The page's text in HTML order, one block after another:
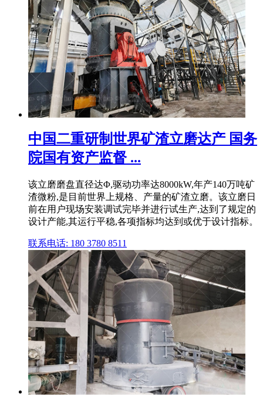
中国二重研制世界矿渣立磨达产 国务
院国有资产监督 ...
该立磨磨盘直径达Φ,驱动功率达8000kW,年产140万吨矿
渣微粉,是目前世界上规格、产量的矿渣立磨。该立磨日
前在用户现场安装调试完毕并进行试生产,达到了规定的
设计产能,其运行平稳,各项指标均达到或优于设计指标。
联系电话: 180 3780 8511